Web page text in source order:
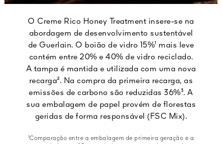
O Creme Rico Honey Treatment insere-se na
abordagem de desenvolvimento sustentável
de Guerlain. O boião de vidro 15%¹ mais leve
contém entre 20% e 40% de vidro reciclado.
A tampa é mantida e utilizada com uma nova
recarga². Na compra da primeira recarga, as
emissões de carbono são reduzidas 36%³. A
sua embalagem de papel provém de florestas
geridas de forma responsável (FSC Mix).
¹Comparação entre a embalagem de primeira geração e a